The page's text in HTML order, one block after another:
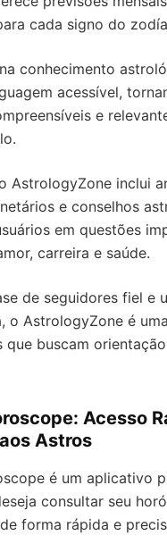
cada signo do
conhecimento
acessível,
e
AstrologyZone inclui
e conselhos
em questões
carreira e saúde.
de seguidores fiel e
o AstrologyZone é
que buscam
Acesso
Astros
é um aplicativo
consultar seu
forma rápida e